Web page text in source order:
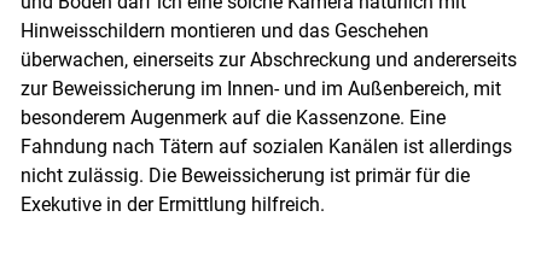
Hinweisschildern montieren und das Geschehen
überwachen, einerseits zur Abschreckung und andererseits
zur Beweissicherung im Innen- und im Außenbereich, mit
besonderem Augenmerk auf die Kassenzone. Eine
Fahndung nach Tätern auf sozialen Kanälen ist allerdings
nicht zulässig. Die Beweissicherung ist primär für die
Exekutive in der Ermittlung hilfreich.